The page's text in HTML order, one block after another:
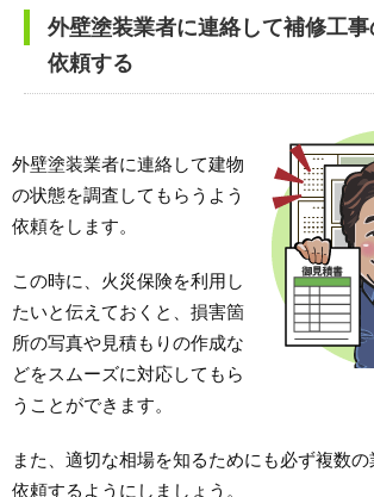
外壁塗装業者に連絡して補修工
依頼する
外壁塗装業者に連絡して建物
の状態を調査してもらうよう
依頼をします。
この時に、火災保険を利用し
たいと伝えておくと、損害箇
所の写真や見積もりの作成な
どをスムーズに対応してもら
うことができます。
また、適切な相場を知るためにも必ず複数
依頼するようにしましょう。